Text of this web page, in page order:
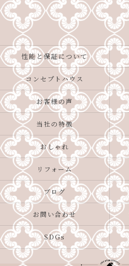
性能と保証について
コンセプトハウス
お客様の声
当社の特徴
おしゃれ
リフォーム
ブログ
お問い合わせ
SDGs